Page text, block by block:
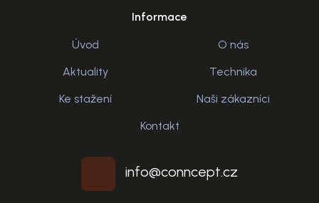
Informace
Úvod
O nás
Aktuality
Technika
Ke stažení
Naši zákazníci
Kontakt
info@conncept.cz